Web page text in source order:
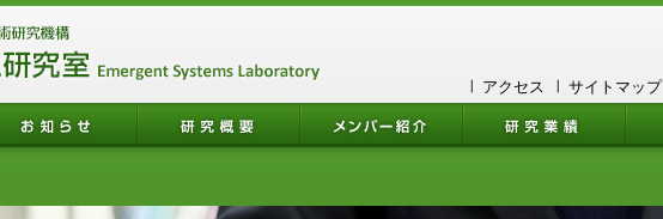
アクセス サイトマップ